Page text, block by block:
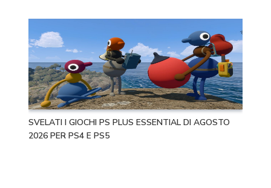
SVELATI I GIOCHI PS PLUS ESSENTIAL DI AGOSTO
2026 PER PS4 E PS5